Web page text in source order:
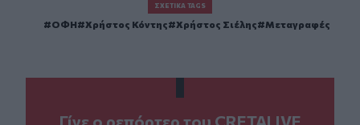
ΣΧΕΤΙΚΆ TAGS
ΟΦΗ Χρήστος Κόντης Χρήστος Σιέλης Μεταγραφές
Γίνε ο ρεπόρτερ του CRETALIVE